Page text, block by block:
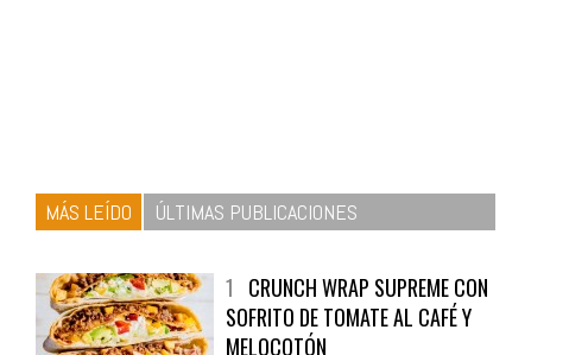
MÁS LEÍDO ÚLTIMAS PUBLICACIONES